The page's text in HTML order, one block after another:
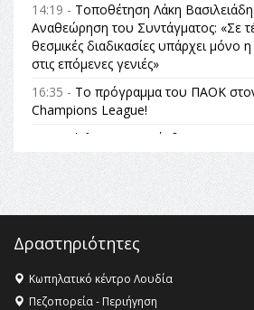
14:19 - Τοποθέτηση Λάκη Βασιλειάδη
Αναθεώρηση του Συντάγματος: «Σε
θεσμικές διαδικασίες υπάρχει μόνο
στις επόμενες γενιές»
16:35 - Το πρόγραμμα του ΠΑΟΚ
Champions League!
Όλυμπος: Εντάχθηκε στον
Κληρονομιάς της UNESCO –
Όλυμπος αναγνωρίστηκε ως φυσικό
αγαθό εξέχουσας οικουμενικής αξίας
ανθρωπότητα
16:18 -ΕΝΟΡΙΑΚΕΣ ΚΑΛΟΚΑΙΡΙΝΕΣ
ΣΤΗΝ ΕΔΕΣΣΑ
16:15 -Εργασίες συντήρησης
Οδό Σίνδου από την Περιφέρεια
Δραστηριότητες
Κωπηλατικό κέντρο Λουδία
Πεζοπορεία - Περιήγηση